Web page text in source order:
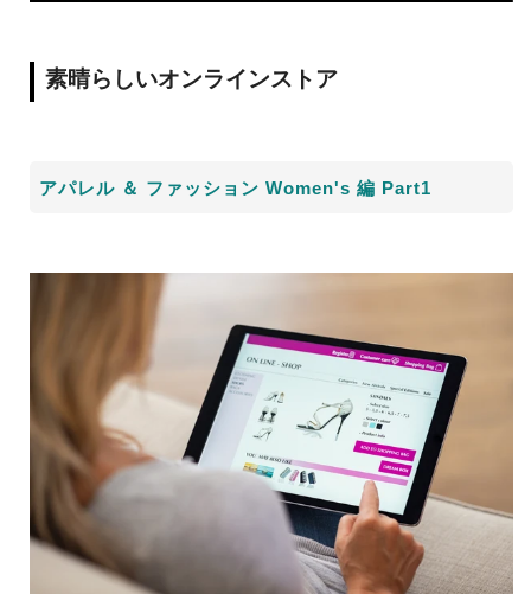
素晴らしいオンラインストア
アパレル ＆ ファッション Women's 編 Part1